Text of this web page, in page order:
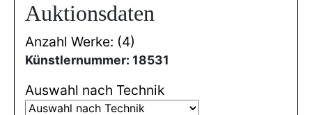
Auktionsdaten
Anzahl Werke: (4)
Künstlernummer: 18531
Auswahl nach Technik